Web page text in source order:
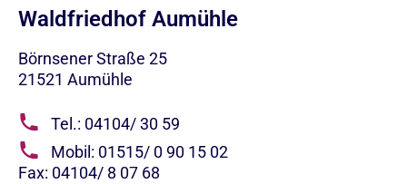
Waldfriedhof Aumühle
Börnsener Straße 25
21521 Aumühle
Tel.: 04104/ 30 59
Mobil: 01515/ 0 90 15 02
Fax: 04104/ 8 07 68